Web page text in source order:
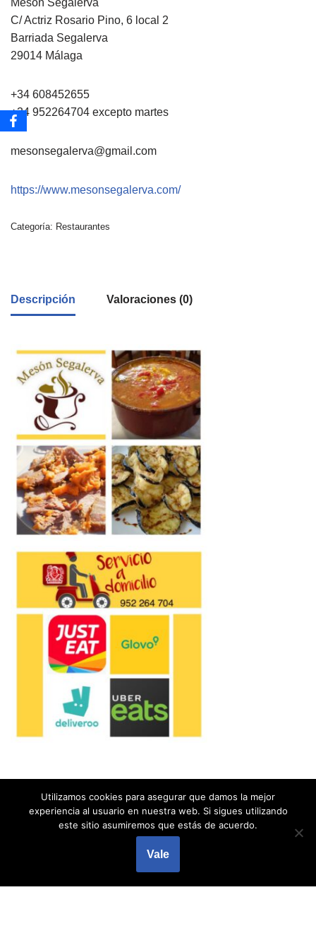
C/ Actriz Rosario Pino, 6 local 2
Barriada Segalerva
29014 Málaga
+34 608452655
+34 952264704 excepto martes
mesonsegalerva@gmail.com
https://www.mesonsegalerva.com/
Categoría: Restaurantes
Descripción Valoraciones (0)
Utilizamos cookies para asegurar que damos la mejor
experiencia al usuario en nuestra web. Si sigues utilizando
este sitio asumiremos que estás de acuerdo.
Vale